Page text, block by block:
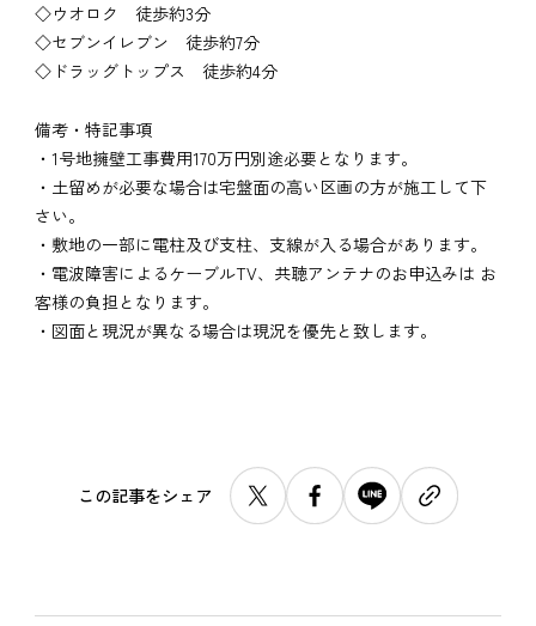
◇ウオロク 徒歩約3分
◇セブンイレブン 徒歩約7分
◇ドラッグトップス 徒歩約4分
備考・特記事項
・1号地擁壁工事費用170万円別途必要となります。
・土留めが必要な場合は宅盤面の高い区画の方が施工して下
さい。
・敷地の一部に電柱及び支柱、支線が入る場合があります。
・電波障害によるケーブルTV、共聴アンテナのお申込みは お
客様の負担となります。
・図面と現況が異なる場合は現況を優先と致します。
この記事をシェア